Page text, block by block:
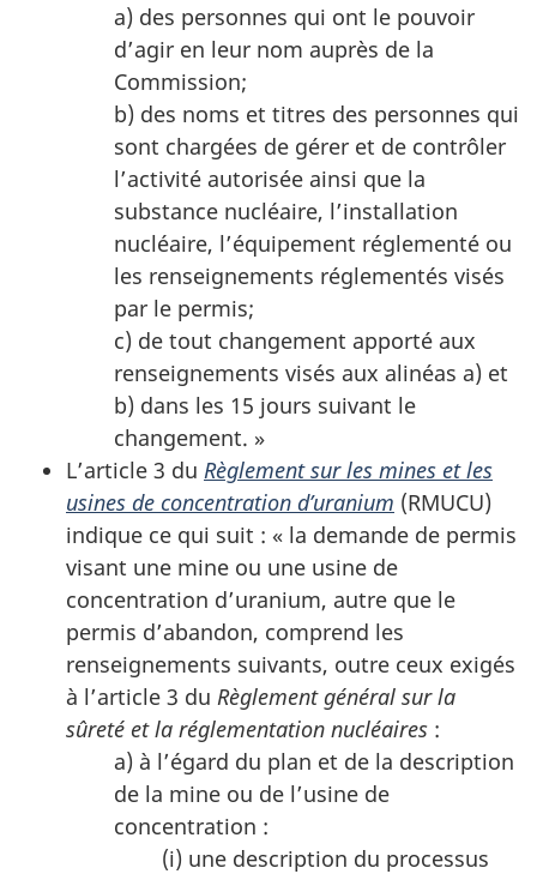
a) des personnes qui ont le pouvoir
d’agir en leur nom auprès de la
Commission;
b) des noms et titres des personnes qui
sont chargées de gérer et de contrôler
l’activité autorisée ainsi que la
substance nucléaire, l’installation
nucléaire, l’équipement réglementé ou
les renseignements réglementés visés
par le permis;
c) de tout changement apporté aux
renseignements visés aux alinéas a) et
b) dans les 15 jours suivant le
changement. »
L’article 3 du Règlement sur les mines et les
usines de concentration d’uranium (RMUCU)
indique ce qui suit : « la demande de permis
visant une mine ou une usine de
concentration d’uranium, autre que le
permis d’abandon, comprend les
renseignements suivants, outre ceux exigés
à l’article 3 du Règlement général sur la
sûreté et la réglementation nucléaires :
a) à l’égard du plan et de la description
de la mine ou de l’usine de
concentration :
(i) une description du processus